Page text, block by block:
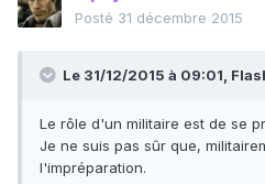
Posté 31 décembre 2015
Le 31/12/2015 à 09:01,
Le rôle d'un militaire est de se
Je ne suis pas sûr que,
l'impréparation.